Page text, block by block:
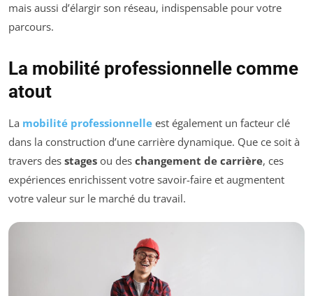
mais aussi d’élargir son réseau, indispensable pour votre
parcours.
La mobilité professionnelle comme
atout
La mobilité professionnelle est également un facteur clé
dans la construction d’une carrière dynamique. Que ce soit à
travers des stages ou des changement de carrière, ces
expériences enrichissent votre savoir-faire et augmentent
votre valeur sur le marché du travail.